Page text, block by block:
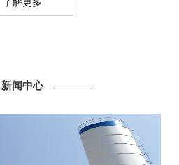
新闻中心